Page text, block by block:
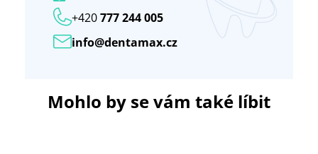
info@dentamax.cz
+420777 244 005
Mohlo by se vám také líbit